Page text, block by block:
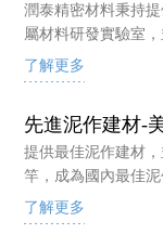
潤泰精密材料秉持
屬材料研發實驗室
了解更多
先進泥作建材-
提供最佳泥作建材
竿，成為國內最佳泥
了解更多